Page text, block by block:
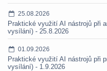
25.08.2026
Praktické využití AI nástrojů při
vysílání) - 25.8.2026
01.09.2026
Praktické využití AI nástrojů při
vysílání) - 1.9.2026